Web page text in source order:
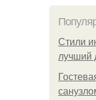
Стили
лучший